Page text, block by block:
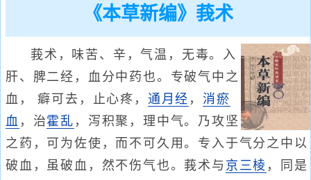
《本草新编》莪术
莪术，味苦、辛，气温，无毒。入
肝、脾二经，血分中药也。专破气中之
血， 癖可去，止心疼， 通月经 ，消瘀
血 ，治霍乱 ，泻积聚，理中气。乃攻坚
之药，可为佐使，而不可久用。专入于气分之中以
破血，虽破血，然不伤气也。莪术与 京三棱 ，同是